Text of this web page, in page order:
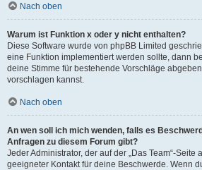
Nach oben
Warum ist Funktion x oder y nicht enthalten?
Diese Software wurde von phpBB Limited
eine Funktion implementiert werden sollte, dann
deine Stimme für bestehende Vorschläge
vorschlagen kannst.
Nach oben
An wen soll ich mich wenden, falls es
Anfragen zu diesem Forum gibt?
Jeder Administrator, der auf der „Das Team“-Seite
geeigneter Kontakt für deine Beschwerde. Wenn